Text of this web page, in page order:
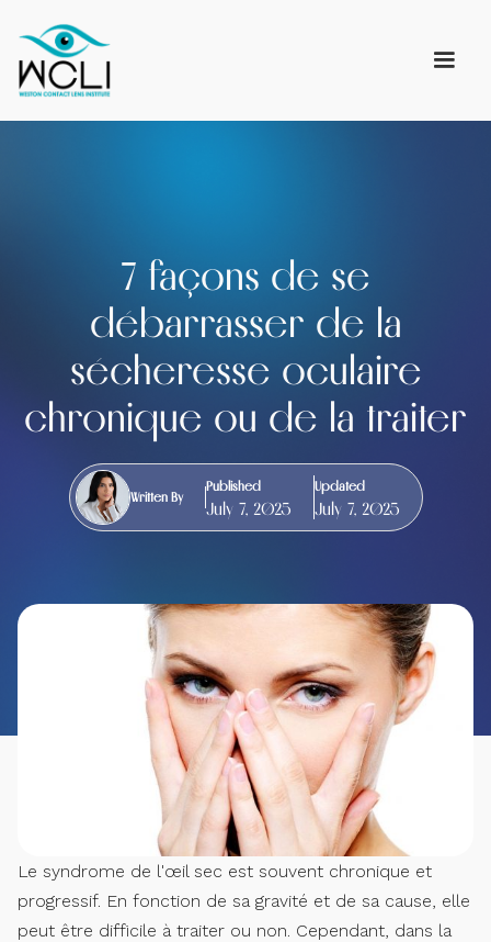
7 façons de se
débarrasser de la
sécheresse oculaire
chronique ou de la traiter
Written By
Published
July 7, 2025
Updated
July 7, 2025
Le syndrome de l'œil sec est souvent chronique et
progressif. En fonction de sa gravité et de sa cause, elle
peut être difficile à traiter ou non. Cependant, dans la